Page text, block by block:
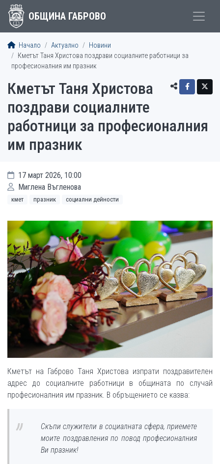
ОБЩИНА ГАБРОВО
Начало Актуално
Новини
Кметът Таня Христова поздрави социалните работници за
професионалния им празник
Кметът Таня Христова
поздрави социалните
работници за професионалния
им празник
17 март 2026, 10:00
Миглена Въгленова
кмет празник социални дейности
Кметът на Габрово Таня Христова изпрати поздравителен
адрес до социалните работници в общината по случай
професионалния им празник. В обръщението се казва:
Скъпи служители в социалната сфера, приемете
моите поздравления по повод професионалния
Ви празник!